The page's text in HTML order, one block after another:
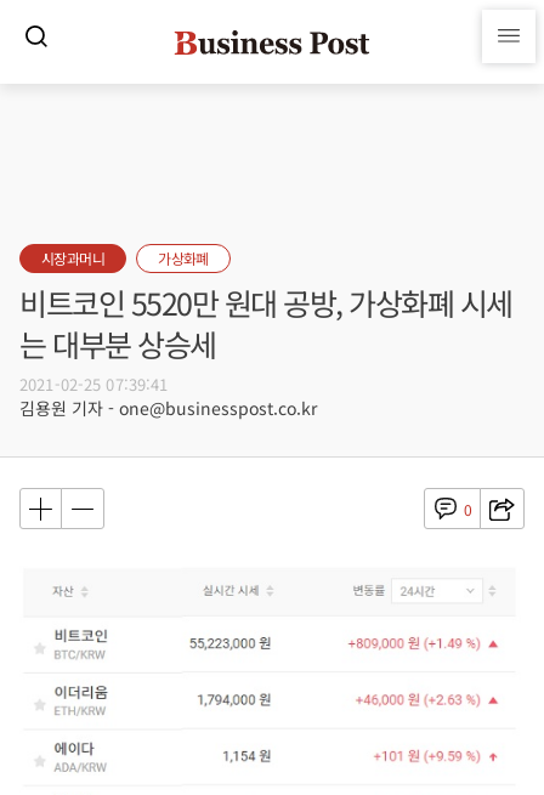
시장과머니 가상화폐
비트코인 5520만 원대 공방, 가상화폐 시세
는 대부분 상승세
2021-02-25 07:39:41
김용원 기자 - one@businesspost.co.kr
0